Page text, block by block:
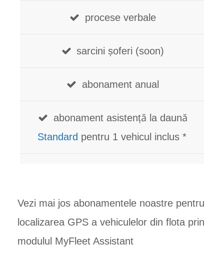
procese verbale
sarcini șoferi (soon)
abonament anual
abonament asistență la daună
Standard pentru 1 vehicul inclus *
Vezi mai jos abonamentele noastre pentru
localizarea GPS a vehiculelor din flota prin
modulul MyFleet Assistant